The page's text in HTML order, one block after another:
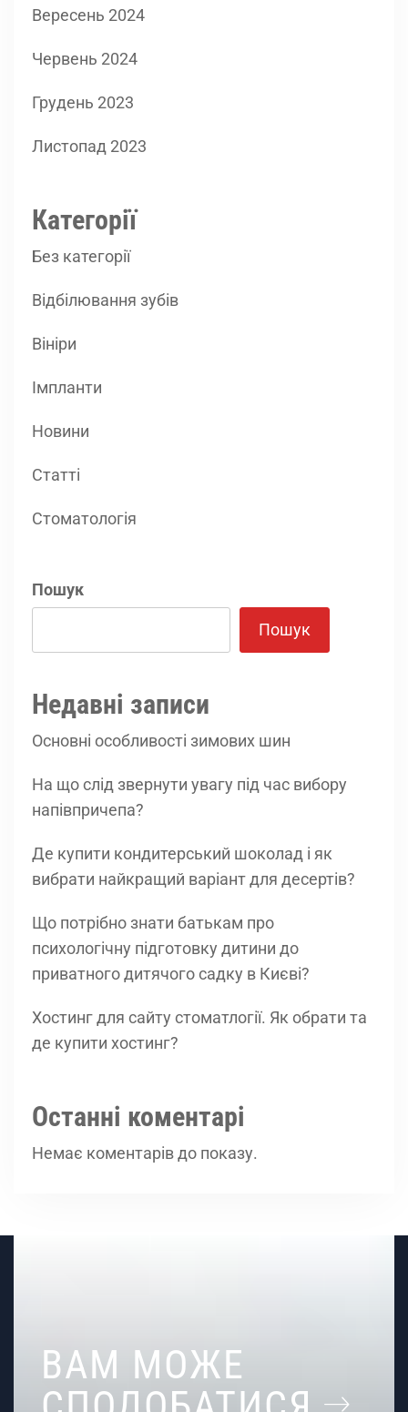
Вересень 2024
Червень 2024
Грудень 2023
Листопад 2023
Категорії
Без категорії
Відбілювання зубів
Вініри
Імпланти
Новини
Статті
Стоматологія
Пошук
Пошук
Недавні записи
Основні особливості зимових шин
На що слід звернути увагу під час вибору
напівпричепа?
Де купити кондитерський шоколад і як
вибрати найкращий варіант для десертів?
Що потрібно знати батькам про
психологічну підготовку дитини до
приватного дитячого садку в Києві?
Хостинг для сайту стоматлогії. Як обрати та
де купити хостинг?
Останні коментарі
Немає коментарів до показу.
ВАМ МОЖЕ